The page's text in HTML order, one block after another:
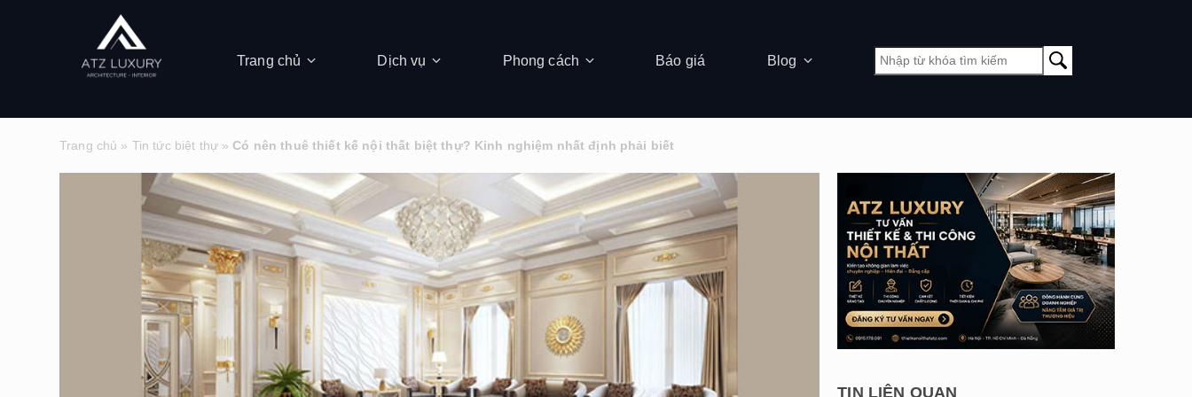
Trang chủ Dịch vụ Phong cách Báo giá Blog
Trang chủ » Tin tức biệt thự» Có nên thuê thiết kế nội thất biệt thự? Kinh nghiệm nhất định phải biết
TIN LIÊN QUAN